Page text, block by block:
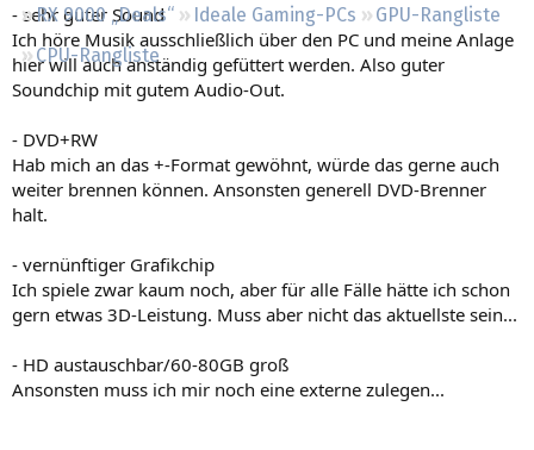
RX 9000 „Deals“
Ideale Gaming-PCs
GPU-Rangliste
CPU-Rangliste
- sehr guter Sound
Ich höre Musik ausschließlich über den PC und meine Anlage
hier will auch anständig gefüttert werden. Also guter
Soundchip mit gutem Audio-Out.
- DVD+RW
Hab mich an das +-Format gewöhnt, würde das gerne auch
weiter brennen können. Ansonsten generell DVD-Brenner
halt.
- vernünftiger Grafikchip
Ich spiele zwar kaum noch, aber für alle Fälle hätte ich schon
gern etwas 3D-Leistung. Muss aber nicht das aktuellste sein...
- HD austauschbar/60-80GB groß
Ansonsten muss ich mir noch eine externe zulegen...